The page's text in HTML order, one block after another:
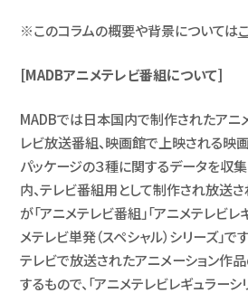
※このコラムの概要や背景については
[MADBアニメテレビ番組について]
MADBでは日本国内で制作されたアニ
レビ放送番組、映画館で上映される映
パッケージの３種に関するデータを収集
内、テレビ番組用として制作され放送
が「アニメテレビ番組」「アニメテレビレ
メテレビ単発（スペシャル）シリーズ」で
テレビで放送されたアニメーション作
するもので、「アニメテレビレギュラーシ